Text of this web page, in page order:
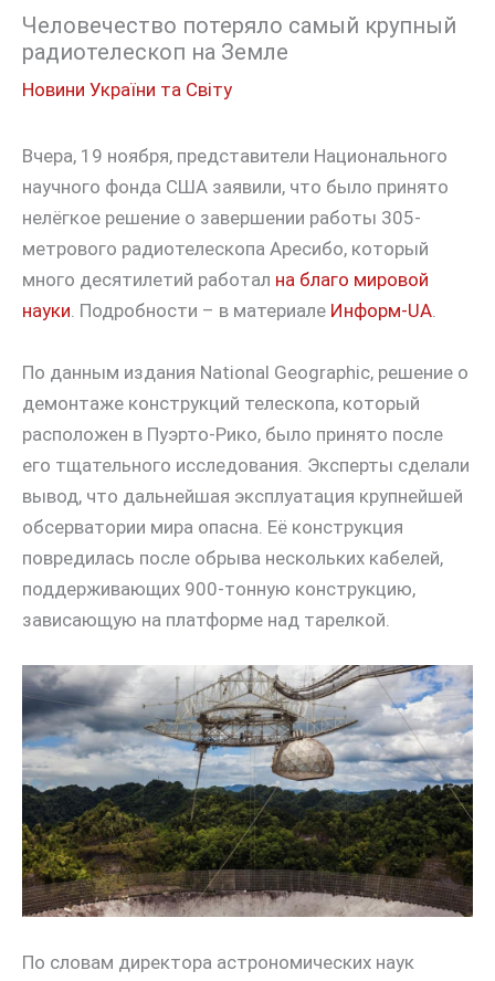
Человечество потеряло самый крупный
радиотелескоп на Земле
Новини України та Світу
Вчера, 19 ноября, представители Национального
научного фонда США заявили, что было принято
нелёгкое решение о завершении работы 305-
метрового радиотелескопа Аресибо, который
много десятилетий работал на благо мировой
науки. Подробности – в материале Информ-UA.
По данным издания National Geographic, решение о
демонтаже конструкций телескопа, который
расположен в Пуэрто-Рико, было принято после
его тщательного исследования. Эксперты сделали
вывод, что дальнейшая эксплуатация крупнейшей
обсерватории мира опасна. Её конструкция
повредилась после обрыва нескольких кабелей,
поддерживающих 900-тонную конструкцию,
зависающую на платформе над тарелкой.
По словам директора астрономических наук